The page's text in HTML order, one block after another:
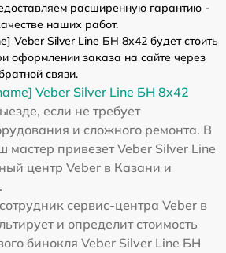
расширенную гарантию -
наших работ.
Veber Silver Line БН 8x42 будет стоить
оформлении заказа на сайте через
связи.
Veber Silver Line БН 8x42
если не требует
и сложного ремонта. В
мастер привезет Veber Silver Line
центр Veber в Казани и
сервис-центра Veber в
и определит стоимость
бинокля Veber Silver Line БН